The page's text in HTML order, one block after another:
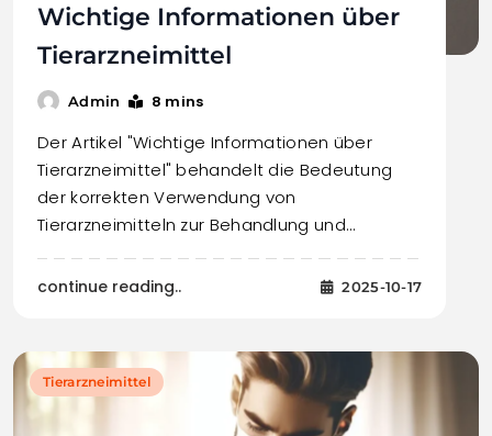
Wichtige Informationen über
Tierarzneimittel
Admin 8 mins
Der Artikel "Wichtige Informationen über
Tierarzneimittel" behandelt die Bedeutung
der korrekten Verwendung von
Tierarzneimitteln zur Behandlung und…
continue reading.. 2025-10-17
Tierarzneimittel